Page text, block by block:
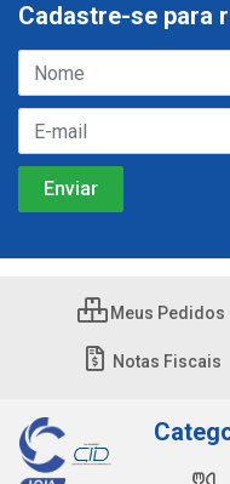
Cadastre-se para
Meus Pedidos
Notas Fiscais